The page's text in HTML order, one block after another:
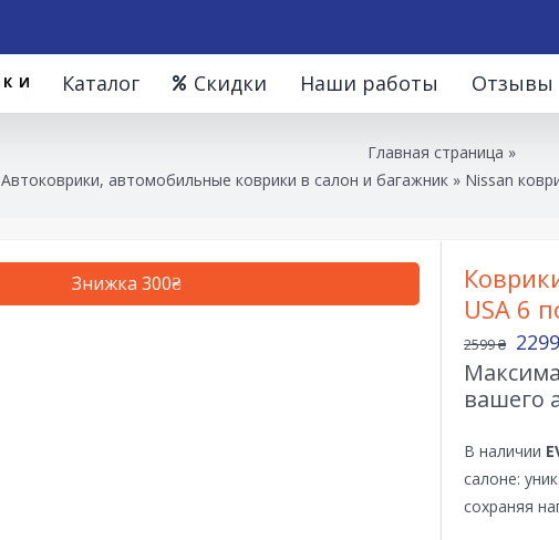
Каталог Скидки Наши работы Отзывы
Главная страница »
Автоковрики, автомобильные коврики в салон и багажник » Nissan
Знижка 300₴
USA 6
2599₴ 2299
вашего
В наличии
салоне:
сохраняя